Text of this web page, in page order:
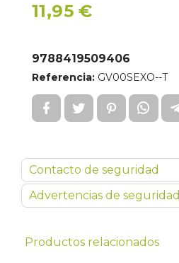
11,95 €
9788419509406
Referencia: GV00SEXO--T
Contacto de seguridad
Advertencias de seguridad
Productos relacionados